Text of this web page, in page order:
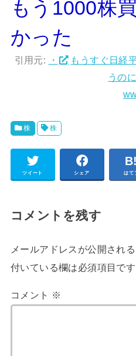
もう1000株
かった
引用元: ・
もうすぐ日経
うの
株 株
ツイート シェア はて
コメントを残す
メールアドレスが公開され
付いている欄は必須項目です
コメント ※